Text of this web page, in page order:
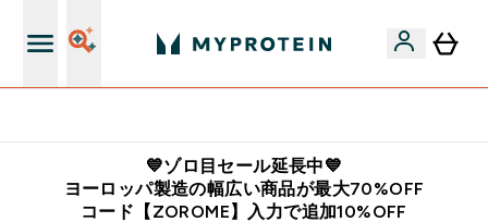
💙ゾロ目セール延長中💙
ヨーロッパ製造の幅広い商品が最大70%OFF
コード【ZOROME】入力で追加10%OFF